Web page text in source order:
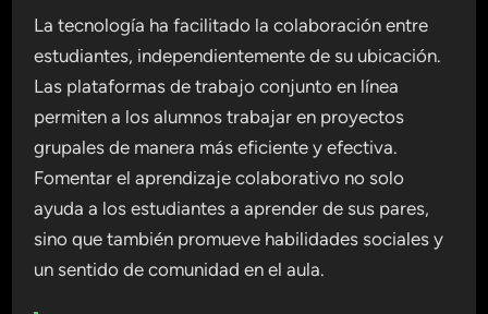
La tecnología ha facilitado la colaboración entre
estudiantes, independientemente de su ubicación.
Las plataformas de trabajo conjunto en línea
permiten a los alumnos trabajar en proyectos
grupales de manera más eficiente y efectiva.
Fomentar el aprendizaje colaborativo no solo
ayuda a los estudiantes a aprender de sus pares,
sino que también promueve habilidades sociales y
un sentido de comunidad en el aula.